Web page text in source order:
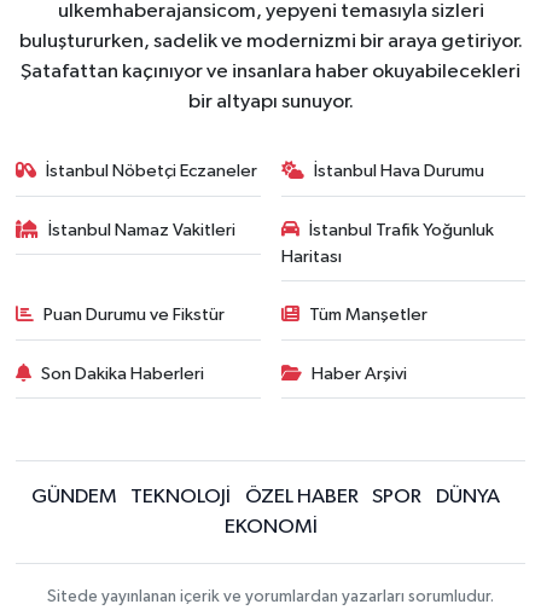
ulkemhaberajansicom, yepyeni temasıyla sizleri
buluştururken, sadelik ve modernizmi bir araya getiriyor.
Şatafattan kaçınıyor ve insanlara haber okuyabilecekleri
bir altyapı sunuyor.
İstanbul Nöbetçi Eczaneler İstanbul Hava Durumu
İstanbul Namaz Vakitleri
İstanbul Trafik Yoğunluk
Haritası
Puan Durumu ve Fikstür Tüm Manşetler
Son Dakika Haberleri Haber Arşivi
GÜNDEM TEKNOLOJİ ÖZEL HABER SPOR
DÜNYA
EKONOMİ
Sitede yayınlanan içerik ve yorumlardan yazarları sorumludur.